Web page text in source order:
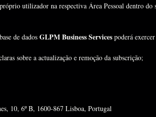
utilizador na respectiva Área Pessoal dentro do
de dados GLPM Business Services poderá
sobre a actualização e remoção da subscrição;
10, 6º B, 1600-867 Lisboa, Portugal